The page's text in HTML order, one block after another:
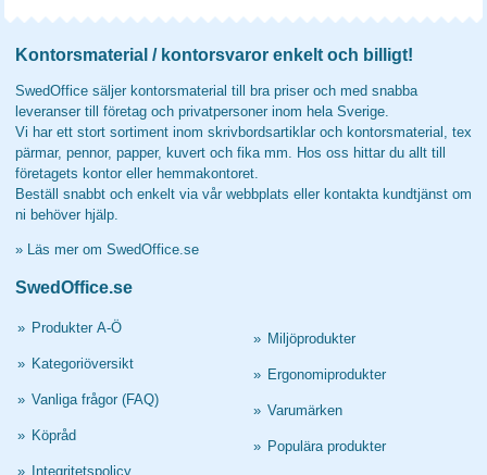
Kontorsmaterial / kontorsvaror enkelt och billigt!
SwedOffice säljer kontorsmaterial till bra priser och med snabba
leveranser till företag och privatpersoner inom hela Sverige.
Vi har ett stort sortiment inom skrivbordsartiklar och kontorsmaterial, tex
pärmar, pennor, papper, kuvert och fika mm. Hos oss hittar du allt till
företagets kontor eller hemmakontoret.
Beställ snabbt och enkelt via vår webbplats eller kontakta kundtjänst om
ni behöver hjälp.
» Läs mer om SwedOffice.se
SwedOffice.se
» Produkter A-Ö
» Kategoriöversikt
» Vanliga frågor (FAQ)
» Köpråd
» Integritetspolicy
» Miljöprodukter
» Ergonomiprodukter
» Varumärken
» Populära produkter